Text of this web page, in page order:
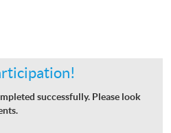
successfully. Please look